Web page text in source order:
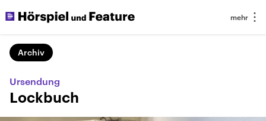
Archiv
Ursendung
Lockbuch